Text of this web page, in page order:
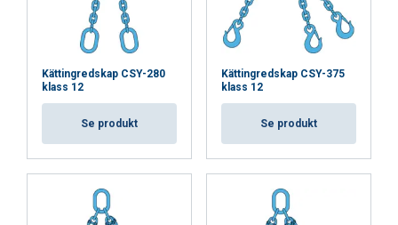
Kättingredskap CSY-280
klass 12
Se produkt
Kättingredskap CSY-375
klass 12
Se produkt